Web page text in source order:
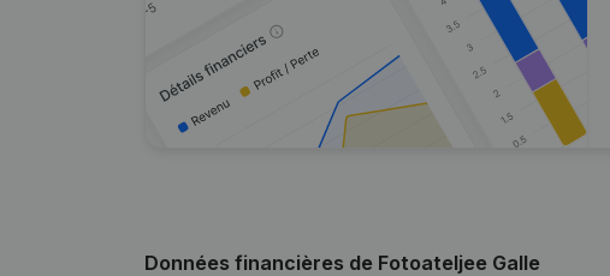
Données financières de Fotoateljee Galle